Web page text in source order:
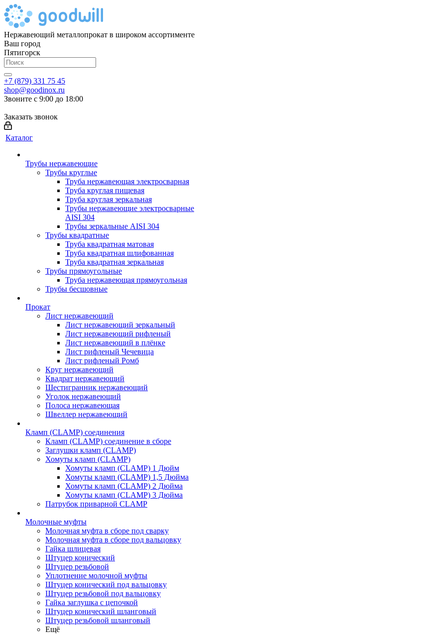
Нержавеющий металлопрокат в широком ассортименте
Ваш город
Пятигорск
+7 (879) 331 75 45
shop@goodinox.ru
Звоните с 9:00 до 18:00
Заказать звонок
Каталог
Трубы нержавеющие
Трубы круглые
Труба нержавеющая электросварная
Труба круглая пищевая
Труба круглая зеркальная
Трубы нержавеющие электросварные
AISI 304
Трубы зеркальные AISI 304
Трубы квадратные
Труба квадратная матовая
Труба квадратная шлифованная
Труба квадратная зеркальная
Трубы прямоугольные
Труба нержавеющая прямоугольная
Трубы бесшовные
Прокат
Лист нержавеющий
Лист нержавеющий зеркальный
Лист нержавеющий рифленый
Лист нержавеющий в плёнке
Лист рифленый Чечевица
Лист рифленый Ромб
Круг нержавеющий
Квадрат нержавеющий
Шестигранник нержавеющий
Уголок нержавеющий
Полоса нержавеющая
Швеллер нержавеющий
Кламп (CLAMP) соединения
Кламп (CLAMP) соединение в сборе
Заглушки кламп (CLAMP)
Хомуты кламп (CLAMP)
Хомуты кламп (CLAMP) 1 Дюйм
Хомуты кламп (CLAMP) 1,5 Дюйма
Хомуты кламп (CLAMP) 2 Дюйма
Хомуты кламп (CLAMP) 3 Дюйма
Патрубок приварной CLAMP
Молочные муфты
Молочная муфта в сборе под сварку
Молочная муфта в сборе под вальцовку
Гайка шлицевая
Штуцер конический
Штуцер резьбовой
Уплотнение молочной муфты
Штуцер конический под вальцовку
Штуцер резьбовой под вальцовку
Гайка заглушка с цепочкой
Штуцер конический шланговый
Штуцер резьбовой шланговый
Ещё